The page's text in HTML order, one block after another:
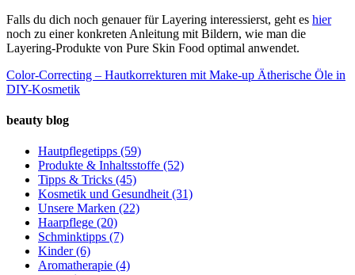
Falls du dich noch genauer für Layering interessierst, geht es hier
noch zu einer konkreten Anleitung mit Bildern, wie man die
Layering-Produkte von Pure Skin Food optimal anwendet.
Color-Correcting – Hautkorrekturen mit Make-up Ätherische Öle in
DIY-Kosmetik
beauty blog
Hautpflegetipps (59)
Produkte & Inhaltsstoffe (52)
Tipps & Tricks (45)
Kosmetik und Gesundheit(31)
Unsere Marken (22)
Haarpflege (20)
Schminktipps (7)
Kinder(6)
Aromatherapie (4)